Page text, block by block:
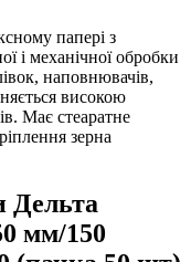
папері з
і механічної обробки
наповнювачів,
високою
Має стеаратне
зерна
Дельта
мм/150